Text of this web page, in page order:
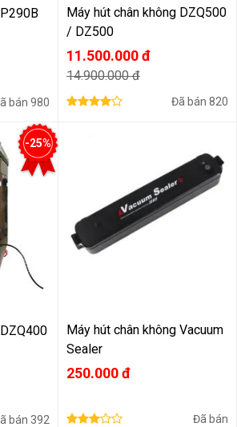
bán 980
Máy hút chân không DZQ500
/ DZ500
11.500.000 đ
14.900.000 đ
Đã bán 820
-25%
bán 392
Máy hút chân không Vacuum
Sealer
250.000 đ
Đã bán